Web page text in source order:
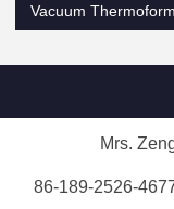
Vacuum
Mrs.
86-189-2526-